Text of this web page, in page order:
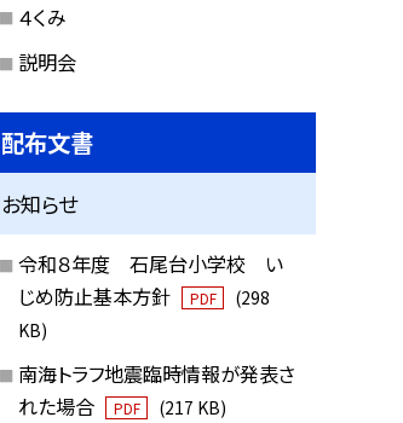
４くみ
説明会
配布文書
お知らせ
令和８年度 石尾台小学校 い
じめ防止基本方針
PDF
(298
KB)
南海トラフ地震臨時情報が発表さ
れた場合
PDF (217 KB)